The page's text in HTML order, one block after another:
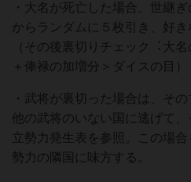
・⼤名が死亡した場合、世継
からランダムに５枚引き、好き
（その後裏切りチェック︓⼤
＋俸禄の加増分＞ダイスの⽬）
・武将が裏切った場合は、そ
他の武将のいない国に逃げて
⽴勢⼒発⽣表を参照。この場
勢⼒の隣国に味⽅する。